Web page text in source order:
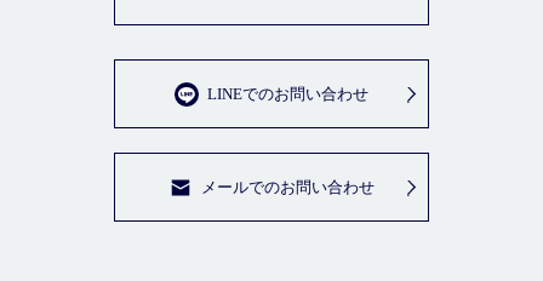
LINEでのお問い合わせ
メールでのお問い合わせ